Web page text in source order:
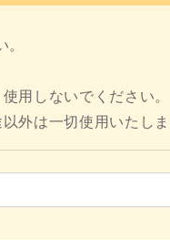
用しないでください。
外は一切使用いたし